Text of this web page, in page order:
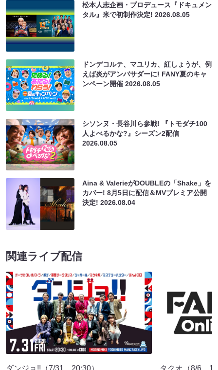
松本人志企画・プロデュース『ドキュメン
タル』米で初制作決定!2026.08.05
ドンデコルテ、マユリカ、紅しょうが、例
えば炎がアンバサダーに! FANY夏のキャ
ンペーン開催2026.08.05
シソンヌ・長谷川ら参戦! 『トモダチ100
人よべるかな?』シーズン2配信
2026.08.05
Aina & ValerieがDOUBLEの「Shake」を
カバー! 8月5日に配信＆MVプレミア公開
決定!2026.08.04
関連ライブ配信
ダンジョ!!（7/31 20:30） タクオ（8/6